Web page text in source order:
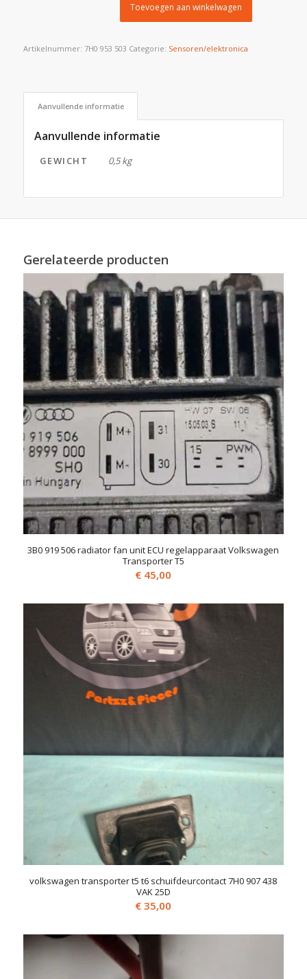
Toevoegen aan winkelwagen
Artikelnummer: 7H0 953 503 Categorie: Sensoren/elektronica
Aanvullende informatie
Aanvullende informatie
GEWICHT 0,5 kg
Gerelateerde producten
3B0 919 506 radiator fan unit ECU regelapparaat Volkswagen
Transporter T5
€ 45,00
volkswagen transporter t5 t6 schuifdeurcontact 7H0 907 438
VAK 25D
€ 35,00